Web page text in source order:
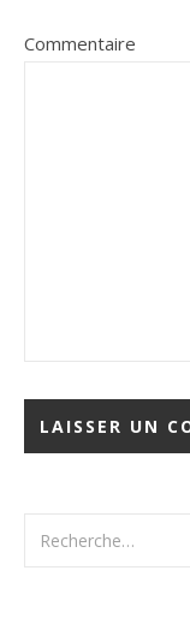
Commentaire